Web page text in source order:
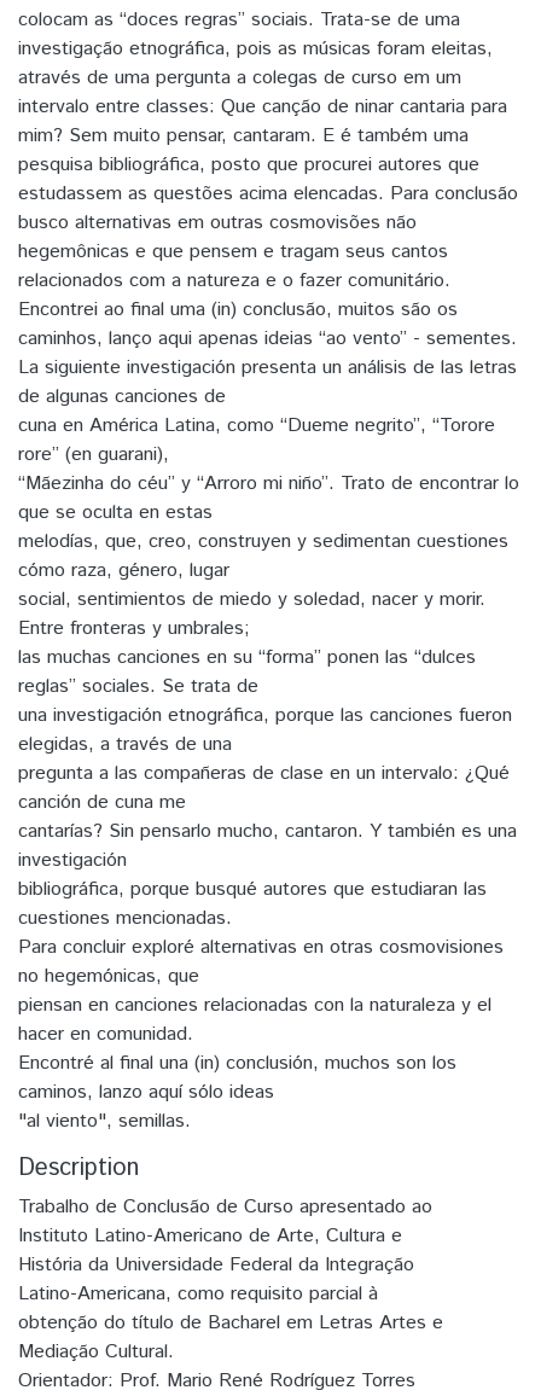
colocam as “doces regras” sociais. Trata-se de uma
investigação etnográfica, pois as músicas foram eleitas,
através de uma pergunta a colegas de curso em um
intervalo entre classes: Que canção de ninar cantaria para
mim? Sem muito pensar, cantaram. E é também uma
pesquisa bibliográfica, posto que procurei autores que
estudassem as questões acima elencadas. Para conclusão
busco alternativas em outras cosmovisões não
hegemônicas e que pensem e tragam seus cantos
relacionados com a natureza e o fazer comunitário.
Encontrei ao final uma (in) conclusão, muitos são os
caminhos, lanço aqui apenas ideias “ao vento” - sementes.
La siguiente investigación presenta un análisis de las letras
de algunas canciones de
cuna en América Latina, como “Dueme negrito”, “Torore
rore” (en guarani),
“Mãezinha do céu” y “Arroro mi niño”. Trato de encontrar lo
que se oculta en estas
melodías, que, creo, construyen y sedimentan cuestiones
cómo raza, género, lugar
social, sentimientos de miedo y soledad, nacer y morir.
Entre fronteras y umbrales;
las muchas canciones en su “forma” ponen las “dulces
reglas” sociales. Se trata de
una investigación etnográfica, porque las canciones fueron
elegidas, a través de una
pregunta a las compañeras de clase en un intervalo: ¿Qué
canción de cuna me
cantarías? Sin pensarlo mucho, cantaron. Y también es una
investigación
bibliográfica, porque busqué autores que estudiaran las
cuestiones mencionadas.
Para concluir exploré alternativas en otras cosmovisiones
no hegemónicas, que
piensan en canciones relacionadas con la naturaleza y el
hacer en comunidad.
Encontré al final una (in) conclusión, muchos son los
caminos, lanzo aquí sólo ideas
"al viento", semillas.
Description
Trabalho de Conclusão de Curso apresentado ao
Instituto Latino-Americano de Arte, Cultura e
História da Universidade Federal da Integração
Latino-Americana, como requisito parcial à
obtenção do título de Bacharel em Letras Artes e
Mediação Cultural.
Orientador: Prof. Mario René Rodríguez Torres